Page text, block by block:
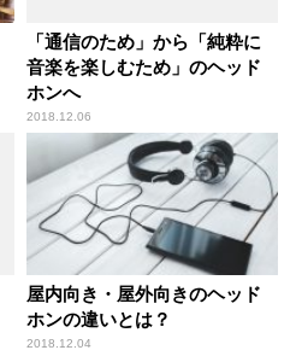
「通信のため」から「純粋に
音楽を楽しむため」のヘッド
ホンへ
2018.12.06
屋内向き・屋外向きのヘッド
ホンの違いとは？
2018.12.04